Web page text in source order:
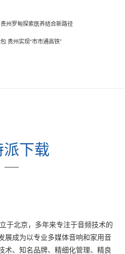
州罗甸探索医养结合新路径
贵州实现“市市通高铁”
派下载
——
于北京，多年来专注于音频技术的
展成为以专业多媒体音响和家用音
术、知名品牌、精细化管理、精良